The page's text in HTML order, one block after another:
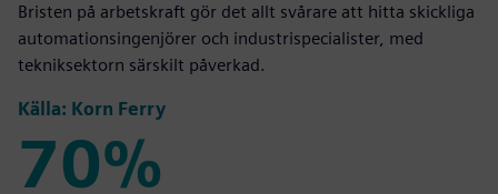
Bristen på arbetskraft gör det allt svårare att hitta skickliga
automationsingenjörer och industrispecialister, med
tekniksektorn särskilt påverkad.
Källa: Korn Ferry
70%